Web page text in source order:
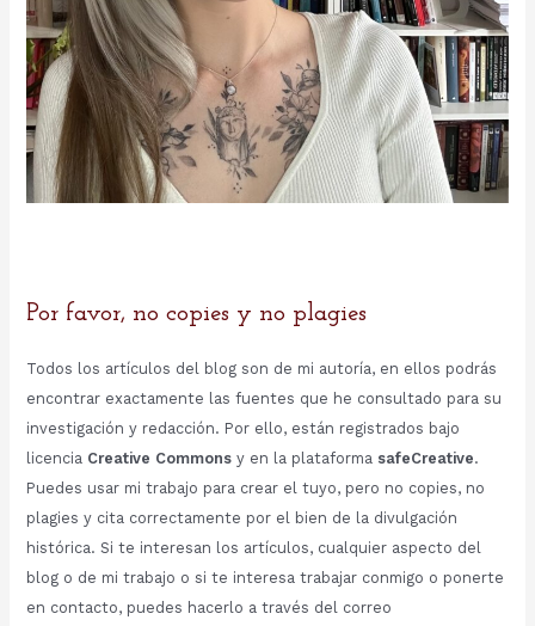
Por favor, no copies y no plagies
Todos los artículos del blog son de mi autoría, en ellos podrás
encontrar exactamente las fuentes que he consultado para su
investigación y redacción. Por ello, están registrados bajo
licencia Creative Commonsy en la plataforma safeCreative.
Puedes usar mi trabajo para crear el tuyo, pero no copies, no
plagies y cita correctamente por el bien de la divulgación
histórica. Si te interesan los artículos, cualquier aspecto del
blog o de mi trabajo o si te interesa trabajar conmigo o ponerte
en contacto, puedes hacerlo a través del correo